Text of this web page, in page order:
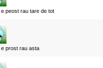
e peost rau tare de tot
e prost rau asta